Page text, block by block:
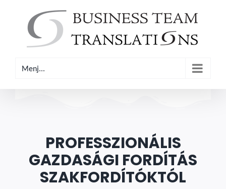
Menj...
PROFESSZIONÁLIS
GAZDASÁGI FORDÍTÁS
SZAKFORDÍTÓKTÓL